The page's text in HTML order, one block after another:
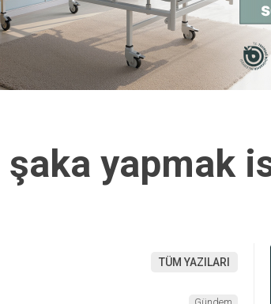
şaka yapmak
TÜM YAZILARI